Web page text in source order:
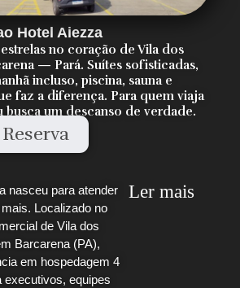
Hotel Aiezza
no coração de Vila dos
— Pará. Suítes sofisticadas,
incluso, piscina, sauna e
faz a diferença. Para quem viaja
busca um descanso de verdade.
nasceu para atender
Localizado no
de Vila dos
Barcarena (PA),
em hospedagem 4
executivos, equipes
Ler mais